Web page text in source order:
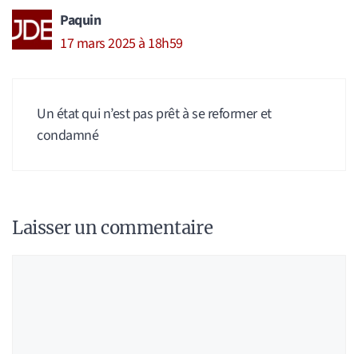
Paquin
17 mars 2025 à 18h59
Un état qui n’est pas prêt à se reformer et
condamné
Laisser un commentaire